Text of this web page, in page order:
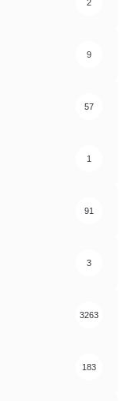
2
9
57
1
91
3
3263
183